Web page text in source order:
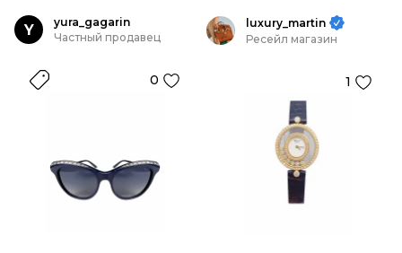
Y
yura_gagarin
Частный продавец
0
luxury_martin
Ресейл магазин
1